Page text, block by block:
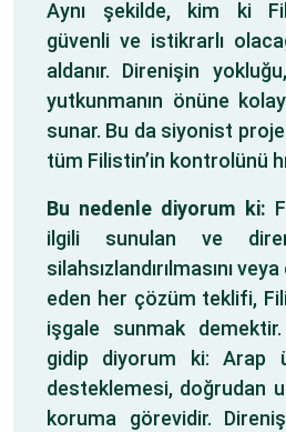
Aynı şekilde, kim ki
güvenli ve istikrarlı
aldanır. Direnişin
yutkunmanın önüne
sunar. Bu da siyonist
tüm Filistin’in kontrolünü
Bu nedenle diyorum ki:
ilgili sunulan ve
silahsızlandırılmasını
eden her çözüm teklifi,
işgale sunmak
gidip diyorum ki: Arap
desteklemesi, doğrudan
koruma görevidir.